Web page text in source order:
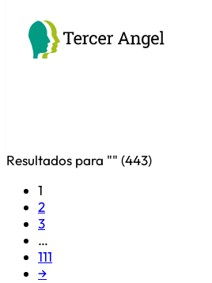
Resultados para "" (443)
1
2
3
…
111
→